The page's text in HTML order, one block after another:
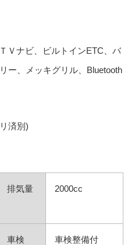
Ｖナビ、ビルトインETC、バ
ー、メッキグリル、Bluetooth
済別)
排気量 2000cc
車検 車検整備付